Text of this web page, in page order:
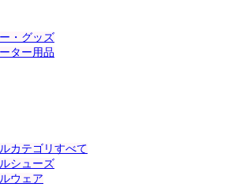
・グッズ
ター用品
カテゴリすべて
シューズ
ウェア